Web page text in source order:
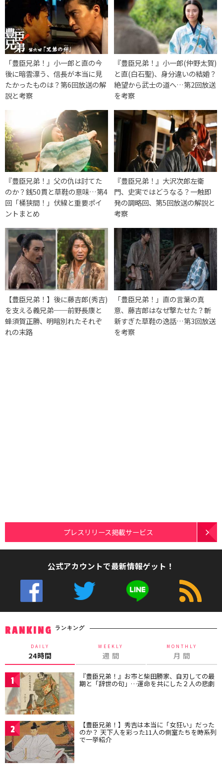
「豊臣兄弟！」小一郎と直の今
後に暗雲漂う、信長が本当に見
たかったものは？第6回放送の解
説と考察
『豊臣兄弟！』小一郎(仲野太賀)
と直(白石聖)、身分違いの結婚？
絶望から武士の道へ…第2回放送
を考察
『豊臣兄弟！』父の仇は討てた
のか？銭50貫と草鞋の意味…第4
回「桶狭間！」伏線と重要ポイ
ントまとめ
『豊臣兄弟！』大沢次郎左衛
門、史実ではどうなる？一触即
発の調略回、第5回放送の解説と
考察
【豊臣兄弟！】後に藤吉郎(秀吉)
を支える義兄弟──前野長康と
蜂須賀正勝、明暗別れたそれぞ
れの末路
「豊臣兄弟！」直の言葉の真
意、藤吉郎はなぜ撃たせた？斬
新すぎた草鞋の逸話…第3回放送
を考察
プレスリリース掲載サービス
公式アカウントで最新情報ゲット！
RANKING ランキング
DAILY
24時間
WEEKLY
週 間
MONTHLY
月 間
1 『豊臣兄弟！』お市と柴田勝家、自刃しての最
期と「辞世の句」…運命を共にした２人の悲劇
2 【豊臣兄弟！】秀吉は本当に「女狂い」だった
のか？ 天下人を彩った11人の側室たちを時系列
で一挙紹介